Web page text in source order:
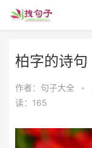
柏字的诗句
作者：句子大全 •
读：165